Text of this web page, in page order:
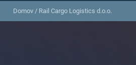
Domov / Rail Cargo Logistics d.o.o.